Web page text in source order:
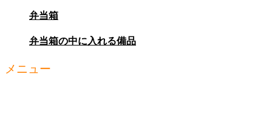
弁当箱
弁当箱の中に入れる備品
メニュー